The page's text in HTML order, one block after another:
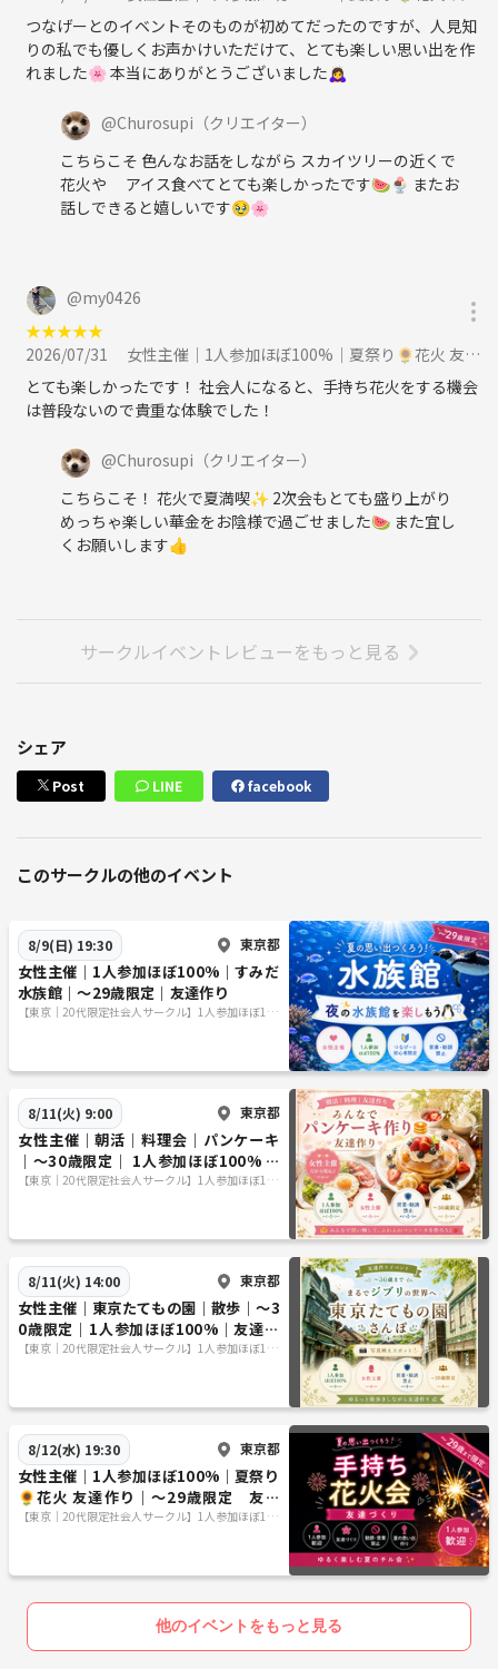
人前で歌ったり話すのは少し緊張するタイプですが、
みんなでゆるく平和に楽しい時間を過ごせたら嬉しいです☺️
⚠️ご参加前にご確認ください
・20代社会人限定（男女OK）
・出会い目的禁止
・営業 / 勧誘（宗教・ビジネス等）禁止
※確認された場合はその場で退場していただきます
※満席になり次第締切
男女比の調整をする場合がございます(参加費返金対応)予めご了承くだ
つなげーとのイベントそのものが初めてだったのですが、人見知
りの私でも優しくお声かけいただけて、とても楽しい思い出を作
れました🌸 本当にありがとうございました🙇‍♀️
@Churosupi （クリエイター）
こちらこそ 色んなお話をしながら スカイツリーの近くで
花火や アイス食べてとても楽しかったです🍉🍨 またお
話しできると嬉しいです🥹🌸
@my0426
★★★★★
2026/07/31
女性主催｜1人参加ほぼ100%｜夏祭り🌻花火 友達作り｜〜34歳限定 友達作りに参加
とても楽しかったです！ 社会人になると、手持ち花火をする機会
は普段ないので貴重な体験でした！
@Churosupi （クリエイター）
こちらこそ！ 花火で夏満喫✨ 2次会もとても盛り上がり
めっちゃ楽しい華金をお陰様で過ごせました🍉 また宜し
くお願いします👍
サークルイベントレビューをもっと見る
シェア
Post LINE facebook
このサークルの他のイベント
8/9(日) 19:30 東京都
女性主催｜1人参加ほぼ100%｜すみだ
水族館｜〜29歳限定｜友達作り
【東京｜20代限定社会人サークル】1人参加ほぼ10
8/11(火) 9:00 東京都
女性主催｜朝活｜料理会｜パンケーキ
｜〜30歳限定｜ 1人参加ほぼ100% ｜
友達作り
【東京｜20代限定社会人サークル】1人参加ほぼ10
8/11(火) 14:00 東京都
女性主催｜東京たてもの園｜散歩｜〜3
0歳限定｜1人参加ほぼ100%｜友達作
り
【東京｜20代限定社会人サークル】1人参加ほぼ10
8/12(水) 19:30 東京都
女性主催｜1人参加ほぼ100%｜夏祭り
🌻花火 友達作り｜〜29歳限定 友達
作り
【東京｜20代限定社会人サークル】1人参加ほぼ10
他のイベントをもっと見る